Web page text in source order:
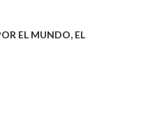
EL MUNDO, EL